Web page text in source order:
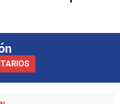
aseguró de forma
era una buena persona